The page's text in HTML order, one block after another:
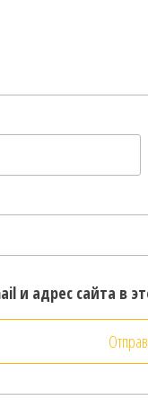
и адрес сайта в